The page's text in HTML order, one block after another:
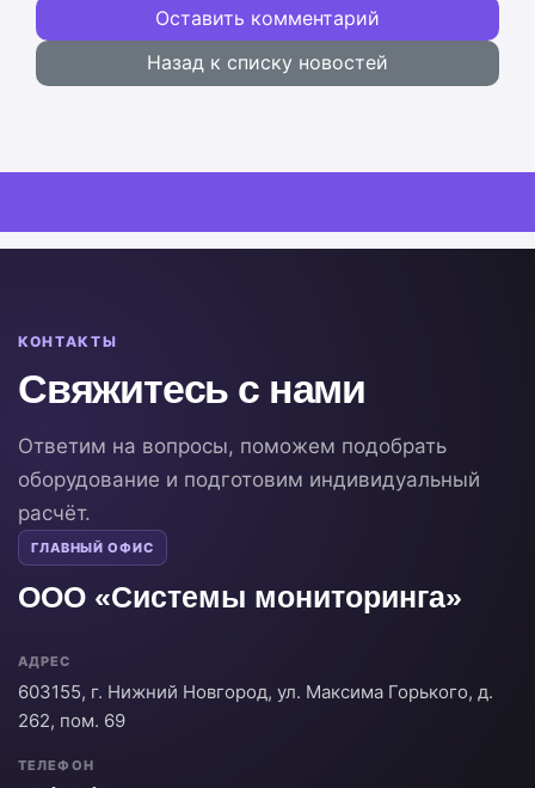
Оставить комментарий
Назад к списку новостей
КОНТАКТЫ
Свяжитесь с нами
Ответим на вопросы, поможем подобрать
оборудование и подготовим индивидуальный
расчёт.
ГЛАВНЫЙ ОФИС
ООО «Системы мониторинга»
АДРЕС
603155, г. Нижний Новгород, ул. Максима Горького, д.
262, пом. 69
ТЕЛЕФОН